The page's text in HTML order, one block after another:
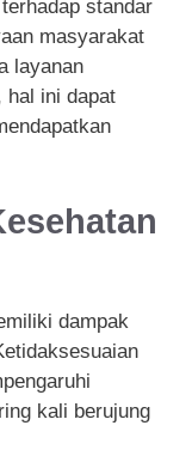
standar
masyarakat
layanan
hal ini dapat
dampak
kali berujung